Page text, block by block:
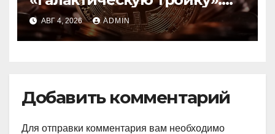
Circle, Coinbase и ETH
АВГ 4, 2026 ADMIN
Добавить комментарий
Для отправки комментария вам необходимо